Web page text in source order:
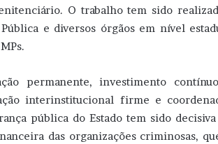
O trabalho tem sido
e diversos órgãos em nível
permanente, investimento
interinstitucional firme e
pública do Estado tem sido
das organizações criminosas,